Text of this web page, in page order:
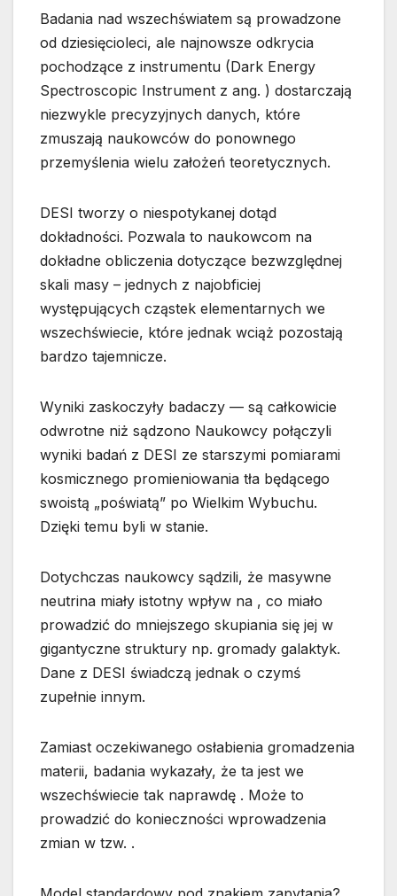
Badania nad wszechświatem są prowadzone
od dziesięcioleci, ale najnowsze odkrycia
pochodzące z instrumentu (Dark Energy
Spectroscopic Instrument z ang. ) dostarczają
niezwykle precyzyjnych danych, które
zmuszają naukowców do ponownego
przemyślenia wielu założeń teoretycznych.
DESI tworzy o niespotykanej dotąd
dokładności. Pozwala to naukowcom na
dokładne obliczenia dotyczące bezwzględnej
skali masy – jednych z najobficiej
występujących cząstek elementarnych we
wszechświecie, które jednak wciąż pozostają
bardzo tajemnicze.
Wyniki zaskoczyły badaczy — są całkowicie
odwrotne niż sądzono Naukowcy połączyli
wyniki badań z DESI ze starszymi pomiarami
kosmicznego promieniowania tła będącego
swoistą „poświatą” po Wielkim Wybuchu.
Dzięki temu byli w stanie.
Dotychczas naukowcy sądzili, że masywne
neutrina miały istotny wpływ na , co miało
prowadzić do mniejszego skupiania się jej w
gigantyczne struktury np. gromady galaktyk.
Dane z DESI świadczą jednak o czymś
zupełnie innym.
Zamiast oczekiwanego osłabienia gromadzenia
materii, badania wykazały, że ta jest we
wszechświecie tak naprawdę . Może to
prowadzić do konieczności wprowadzenia
zmian w tzw. .